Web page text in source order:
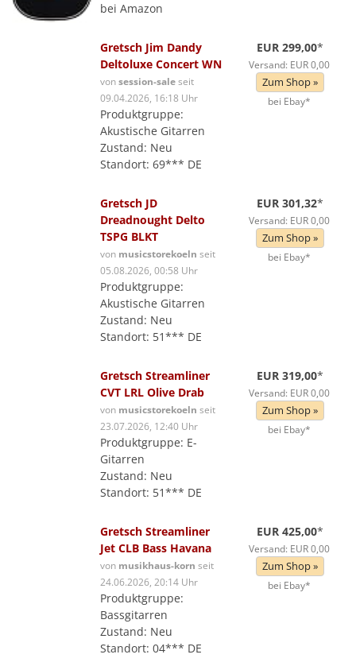
bei Amazon
Gretsch Jim Dandy
Deltoluxe Concert WN
vonsession-saleseit
09.04.2026, 16:18 Uhr
Produktgruppe:
Akustische Gitarren
Zustand: Neu
Standort: 69*** DE
EUR 299,00*
Versand: EUR 0,00
Zum Shop »
bei Ebay*
Gretsch JD
Dreadnought Delto
TSPG BLKT
von musicstorekoeln seit
05.08.2026, 00:58 Uhr
Produktgruppe:
Akustische Gitarren
Zustand: Neu
Standort: 51*** DE
EUR 301,32*
Versand: EUR 0,00
Zum Shop »
bei Ebay*
Gretsch Streamliner
CVT LRL Olive Drab
von musicstorekoeln seit
23.07.2026, 12:40 Uhr
Produktgruppe: E-
Gitarren
Zustand: Neu
Standort: 51*** DE
EUR 319,00*
Versand: EUR 0,00
Zum Shop »
bei Ebay*
Gretsch Streamliner
Jet CLB Bass Havana
von musikhaus-korn seit
24.06.2026, 20:14 Uhr
Produktgruppe:
Bassgitarren
Zustand: Neu
Standort: 04*** DE
EUR 425,00*
Versand: EUR 0,00
Zum Shop »
bei Ebay*